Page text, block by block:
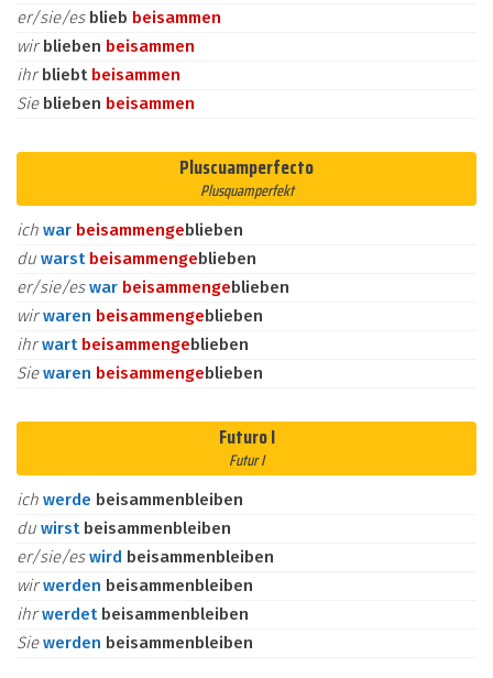
er/sie/es blieb beisammen
wirblieben beisammen
ihrbliebt beisammen
Sie blieben beisammen
Pluscuamperfecto
Plusquamperfekt
ich war beisammengeblieben
du warst beisammengeblieben
er/sie/eswar beisammengeblieben
wirwaren beisammengeblieben
ihrwart beisammengeblieben
Siewaren beisammengeblieben
Futuro I
Futur I
ich werde beisammenbleiben
du wirst beisammenbleiben
er/sie/eswird beisammenbleiben
wirwerden beisammenbleiben
ihrwerdet beisammenbleiben
Siewerden beisammenbleiben